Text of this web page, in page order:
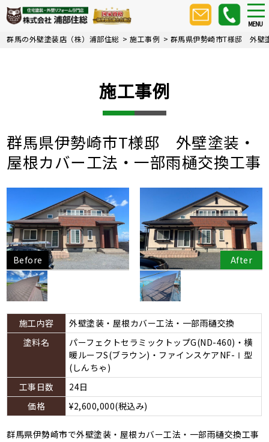
Skip
to
content
MENU
群馬の外壁塗装店（株）浦部住総 >施工事例 > 群馬県伊勢崎市T様邸 外壁
施工事例
群馬県伊勢崎市T様邸 外壁塗装・
屋根カバー工法・一部雨樋交換工事
Before After
施工内容
外壁塗装・屋根カバー工法・一部雨樋交換
塗料名
パーフェクトセラミックトップG(ND-460)・横
暖ルーフS(ブラウン)・ファインスケアNF-Ⅰ型
(しんちゃ)
工事日数
24日
価格
¥2,600,000(税込み)
群馬県伊勢崎市で外壁塗装・屋根カバー工法・一部雨樋交換工事